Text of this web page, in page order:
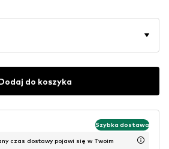
do koszyka
Szybka dostawa
czas dostawy pojawi się w Twoim